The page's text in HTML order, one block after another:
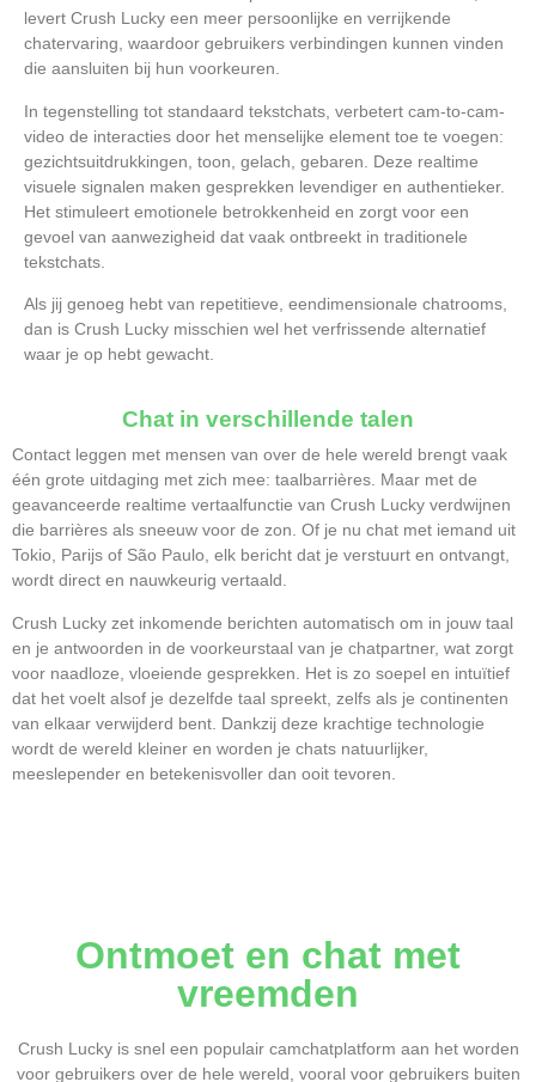
levert Crush Lucky een meer persoonlijke en verrijkende
chatervaring, waardoor gebruikers verbindingen kunnen vinden
die aansluiten bij hun voorkeuren.
In tegenstelling tot standaard tekstchats, verbetert cam-to-cam-
video de interacties door het menselijke element toe te voegen:
gezichtsuitdrukkingen, toon, gelach, gebaren. Deze realtime
visuele signalen maken gesprekken levendiger en authentieker.
Het stimuleert emotionele betrokkenheid en zorgt voor een
gevoel van aanwezigheid dat vaak ontbreekt in traditionele
tekstchats.
Als jij genoeg hebt van repetitieve, eendimensionale chatrooms,
dan is Crush Lucky misschien wel het verfrissende alternatief
waar je op hebt gewacht.
Chat in verschillende talen
Contact leggen met mensen van over de hele wereld brengt vaak
één grote uitdaging met zich mee: taalbarrières. Maar met de
geavanceerde realtime vertaalfunctie van Crush Lucky verdwijnen
die barrières als sneeuw voor de zon. Of je nu chat met iemand uit
Tokio, Parijs of São Paulo, elk bericht dat je verstuurt en ontvangt,
wordt direct en nauwkeurig vertaald.
Crush Lucky zet inkomende berichten automatisch om in jouw taal
en je antwoorden in de voorkeurstaal van je chatpartner, wat zorgt
voor naadloze, vloeiende gesprekken. Het is zo soepel en intuïtief
dat het voelt alsof je dezelfde taal spreekt, zelfs als je continenten
van elkaar verwijderd bent. Dankzij deze krachtige technologie
wordt de wereld kleiner en worden je chats natuurlijker,
meeslepender en betekenisvoller dan ooit tevoren.
Ontmoet en chat met
vreemden
Crush Lucky is snel een populair camchatplatform aan het worden
voor gebruikers over de hele wereld, vooral voor gebruikers buiten